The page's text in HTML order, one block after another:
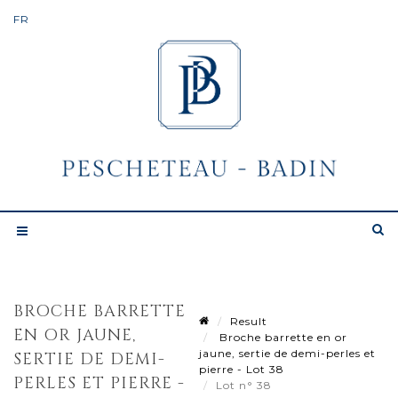
BROCHE BARRETTE
EN OR JAUNE,
SERTIE DE DEMI-
PERLES ET PIERRE -
Result
Broche barrette en or
jaune, sertie de demi-perles et
pierre - Lot 38
Lot n° 38